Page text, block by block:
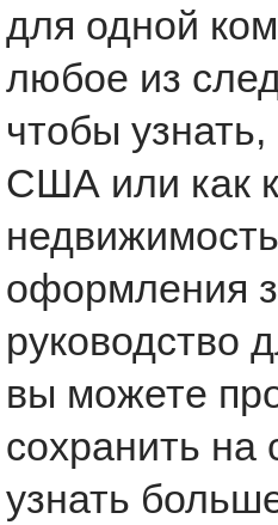
для одной
любое из
чтобы
США или как
оформления
руководство
вы можете
сохранить на
узнать